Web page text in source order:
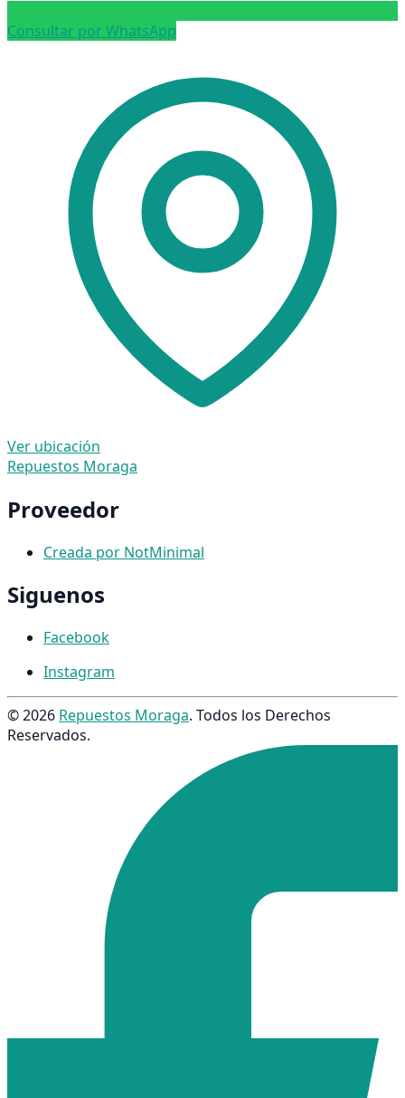
Consultar por WhatsApp
Ver ubicación
Repuestos Moraga
Proveedor
Creada por NotMinimal
Siguenos
Facebook
Instagram
© 2026 Repuestos Moraga. Todos los Derechos
Reservados.